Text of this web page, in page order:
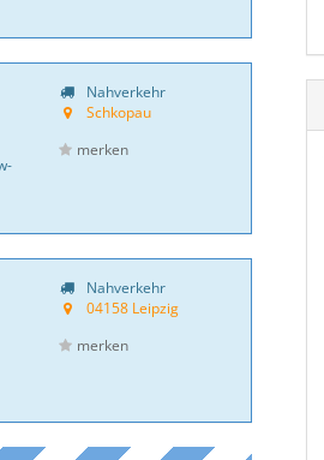
Nahverkehr
Schkopau
merken
Nahverkehr
04158 Leipzig
merken